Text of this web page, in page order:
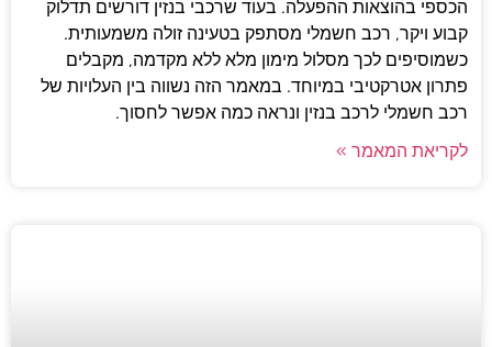
הכספי בהוצאות ההפעלה. בעוד שרכבי בנזין דורשים תדלוק
קבוע ויקר, רכב חשמלי מסתפק בטעינה זולה משמעותית.
כשמוסיפים לכך מסלול מימון מלא ללא מקדמה, מקבלים
פתרון אטרקטיבי במיוחד. במאמר הזה נשווה בין העלויות של
רכב חשמלי לרכב בנזין ונראה כמה אפשר לחסוך.
לקריאת המאמר »